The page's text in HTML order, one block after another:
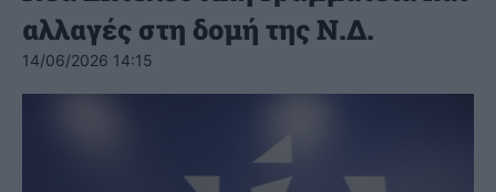
αλλαγές στη δομή της Ν.Δ.
14/06/2026 14:15